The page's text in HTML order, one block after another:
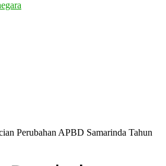
Perubahan APBD Samarinda Tahun